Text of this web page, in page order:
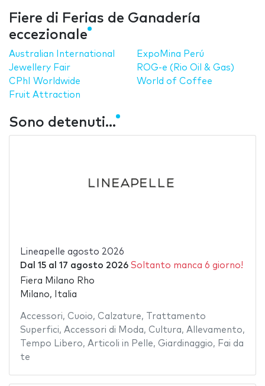
Fiere di Ferias de Ganadería
eccezionale
Australian International
Jewellery Fair
CPhI Worldwide
Fruit Attraction
ExpoMina Perú
ROG-e (Rio Oil & Gas)
World of Coffee
Sono detenuti...
Lineapelle agosto 2026
Dal 15al 17 agosto 2026 Soltanto manca 6 giorno!
Fiera Milano Rho
Milano, Italia
Accessori, Cuoio, Calzature,
Trattamento
Superfici, Accessori di Moda, Cultura, Allevamento,
Tempo Libero, Articoli in Pelle, Giardinaggio, Fai da
te